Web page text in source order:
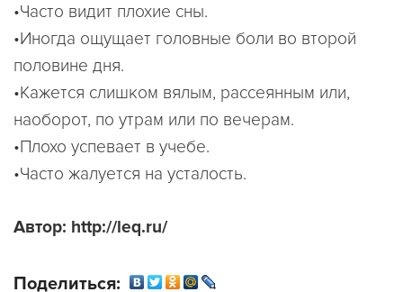
•Часто видит плохие сны.
•Иногда ощущает головные боли во второй
половине дня.
•Кажется слишком вялым, рассеянным или,
наоборот, по утрам или по вечерам.
•Плохо успевает в учебе.
•Часто жалуется на усталость.
Автор: http://leq.ru/
Поделиться: